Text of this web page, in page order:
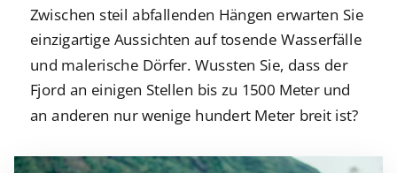
Zwischen steil abfallenden Hängen erwarten Sie
einzigartige Aussichten auf tosende Wasserfälle
und malerische Dörfer. Wussten Sie, dass der
Fjord an einigen Stellen bis zu 1500 Meter und
an anderen nur wenige hundert Meter breit ist?